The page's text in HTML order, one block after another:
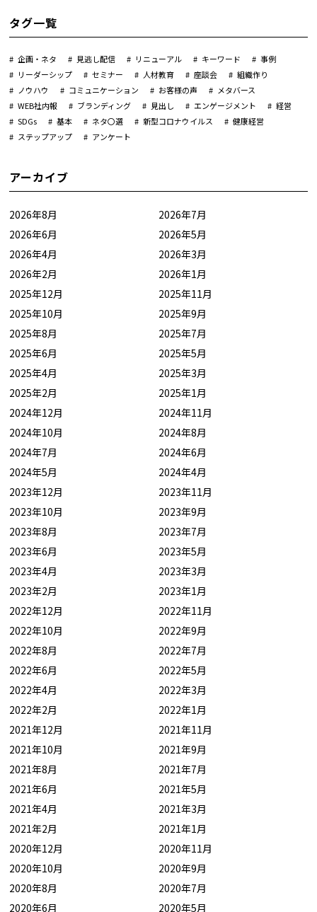
タグ一覧
企画・ネタ 見逃し配信 リニューアル キーワード
事例
リーダーシップ
セミナー 人材教育 座談会
組織作り
ノウハウ
コミュニケーション お客様の声
メタバース
WEB社内報
ブランディング 見出し エンゲージメント
経営
SDGs
基本 ネタ〇選 新型コロナウイルス
健康経営
ステップアップ
アンケート
アーカイブ
2026年8月
2026年7月
2026年6月
2026年5月
2026年4月
2026年3月
2026年2月
2026年1月
2025年12月
2025年11月
2025年10月
2025年9月
2025年8月
2025年7月
2025年6月
2025年5月
2025年4月
2025年3月
2025年2月
2025年1月
2024年12月
2024年11月
2024年10月
2024年8月
2024年7月
2024年6月
2024年5月
2024年4月
2023年12月
2023年11月
2023年10月
2023年9月
2023年8月
2023年7月
2023年6月
2023年5月
2023年4月
2023年3月
2023年2月
2023年1月
2022年12月
2022年11月
2022年10月
2022年9月
2022年8月
2022年7月
2022年6月
2022年5月
2022年4月
2022年3月
2022年2月
2022年1月
2021年12月
2021年11月
2021年10月
2021年9月
2021年8月
2021年7月
2021年6月
2021年5月
2021年4月
2021年3月
2021年2月
2021年1月
2020年12月
2020年11月
2020年10月
2020年9月
2020年8月
2020年7月
2020年6月
2020年5月